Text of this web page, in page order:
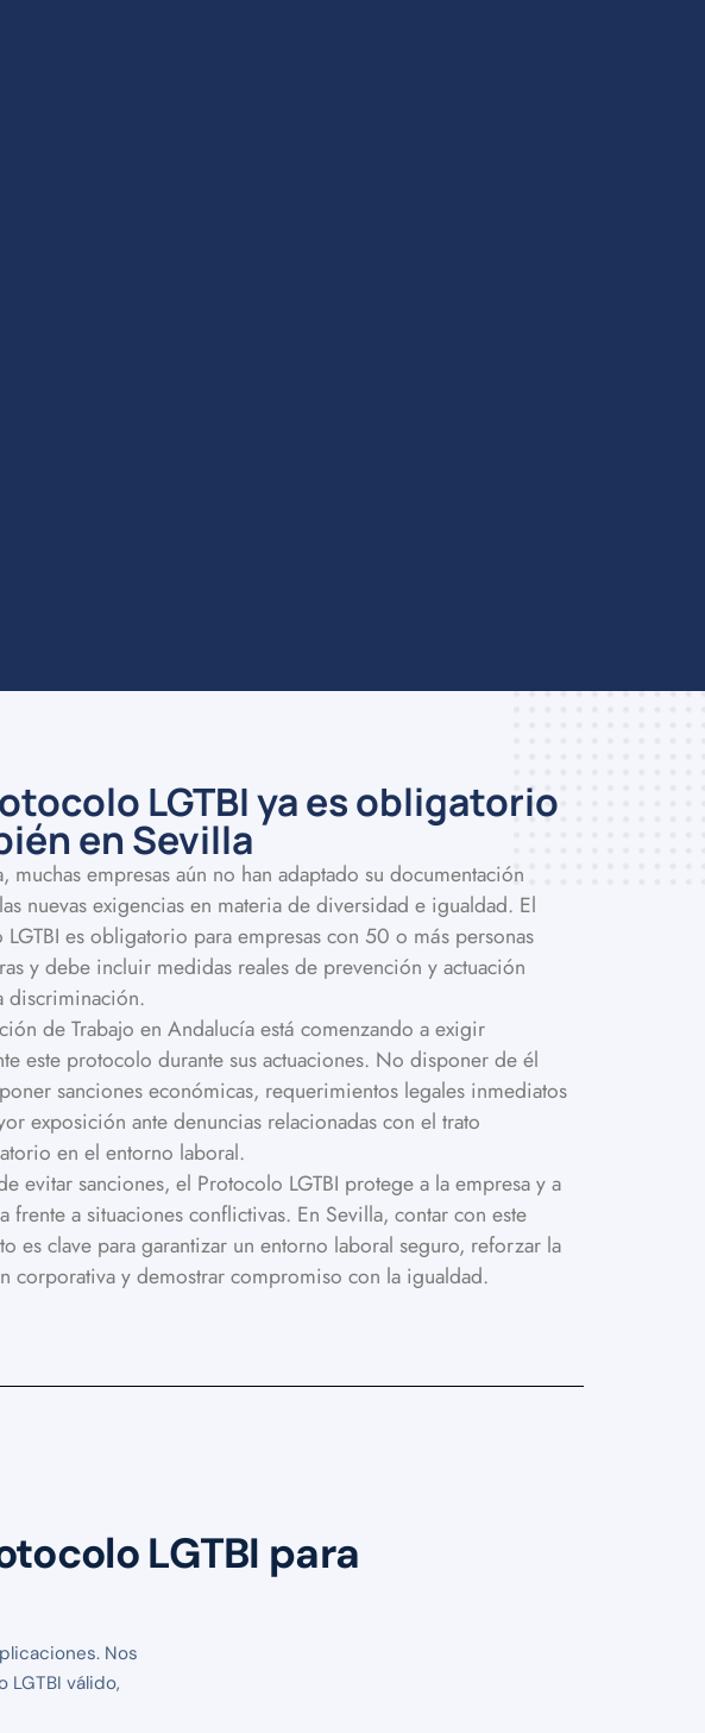
LGTBI ya es obligatorio
en Sevilla
muchas empresas aún no han adaptado su documentación
nuevas exigencias en materia de diversidad e igualdad. El
LGTBI es obligatorio para empresas con 50 o más personas
y debe incluir medidas reales de prevención y actuación
discriminación.
de Trabajo en Andalucía está comenzando a exigir
este protocolo durante sus actuaciones. No disponer de él
sanciones económicas, requerimientos legales inmediatos
exposición ante denuncias relacionadas con el trato
en el entorno laboral.
evitar sanciones, el Protocolo LGTBI protege a la empresa y a
frente a situaciones conflictivas. En Sevilla, contar con este
es clave para garantizar un entorno laboral seguro, reforzar la
corporativa y demostrar compromiso con la igualdad.
LGTBI para
Nos
válido,